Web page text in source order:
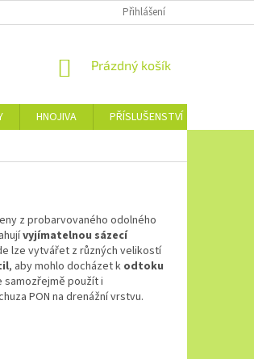
Přihlášení
NÁKUPNÍ
Prázdný košík
HNOJIVA PŘÍSLUŠENSTVÍ
z probarvovaného odolného
vyjímatelnou sázecí
lze vytvářet z různých velikostí
, aby mohlo docházet k odtoku
použít i
PON na drenážní vrstvu.